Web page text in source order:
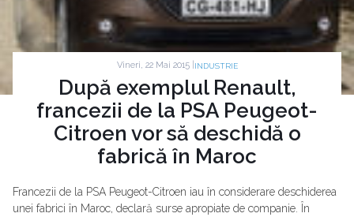
Vineri, 22 Mai 2015 | INDUSTRIE
După exemplul Renault,
francezii de la PSA Peugeot-
Citroen vor să deschidă o
fabrică în Maroc
Francezii de la PSA Peugeot-Citroen iau în considerare deschiderea
unei fabrici în Maroc, declară surse apropiate de companie. În